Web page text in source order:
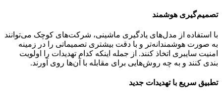
تصمیم‌گیری هوشمند
با استفاده از مدل‌های یادگیری ماشینی، شرکت‌های کوچک می‌توانند
به صورت هوشمندانه‌تر و با دقت بیشتری تصمیماتی را در زمینه
امنیت سایبری اتخاذ کنند. از جمله اینکه کدام تهدیدات را اولویت
بندی کنند و به چه روش‌هایی برای مقابله با آن‌ها روی آورند.
تطبیق سریع با تهدیدات جدید